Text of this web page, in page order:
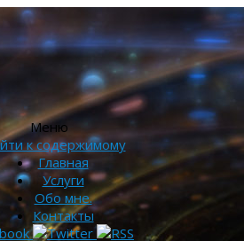
Меню
к содержимому
Главная
Услуги
Обо мне.
Контакты